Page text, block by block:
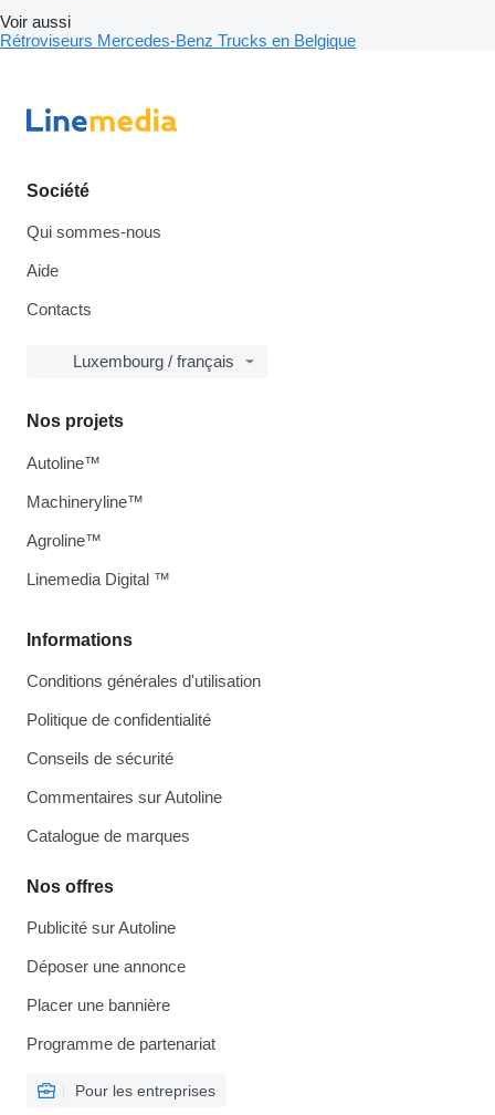
Voir aussi
Rétroviseurs Mercedes-Benz Trucks en Belgique
Société
Qui sommes-nous
Aide
Contacts
Luxembourg / français
Informations
Conditions générales d'utilisation
Politique de confidentialité
Conseils de sécurité
Commentaires sur Autoline
Catalogue de marques
Nos offres
Publicité sur Autoline
Déposer une annonce
Placer une bannière
Programme de partenariat
Pour les entreprises
Nos projets
Autoline™
Machineryline™
Agroline™
Linemedia Digital ™